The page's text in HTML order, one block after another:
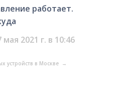
работает.
мая 2021 г. в 10:46
устройств в Москве →